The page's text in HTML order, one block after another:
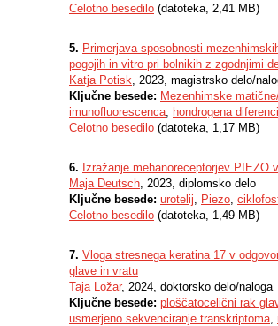
Celotno besedilo (datoteka, 2,41 MB)
5. Primerjava sposobnosti
pogojih in vitro pri bolnikih z zgodnjimi
Katja Potisk, 2023, magistrsko delo/
Ključne besede: Mezenhimske
imunofluorescenca, hondrogena
Celotno besedilo (datoteka, 1,17 MB)
6. Izražanje mehanoreceptorjev
Maja Deutsch, 2023, diplomsko delo
Ključne besede: urotelij, Piezo,
Celotno besedilo (datoteka, 1,49 MB)
7. Vloga stresnega keratina 17 v
glave in vratu
Taja Ložar, 2024, doktorsko delo/naloga
Ključne besede: ploščatocelični rak
usmerjeno sekvenciranje transkriptoma,